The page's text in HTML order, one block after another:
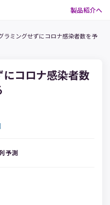
製品紹介へ
ラミングせずにコロナ感染者数を予
コロナ感染者数
予測